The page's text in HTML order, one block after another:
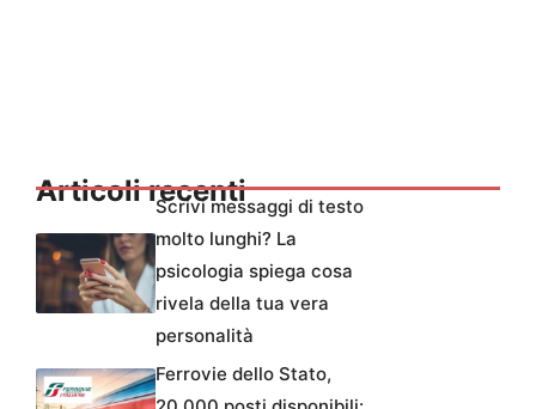
Articoli recentiScrivi messaggi di testo
molto lunghi? La
psicologia spiega cosa
rivela della tua vera
personalità
Ferrovie dello Stato,